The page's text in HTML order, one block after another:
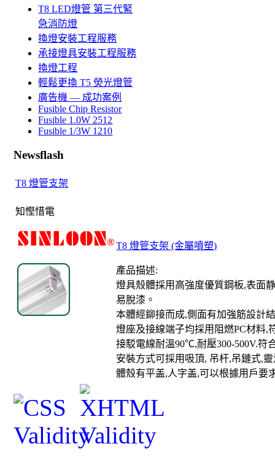
T8 LED燈管 第三代緊
急消防燈
換燈安裝工程服務
承接燈具安裝工程服務
換燈工程
輕鬆更換 T5 熒光燈管
廣告機 — 成功案例
Fusible Chip Resistor
Fusible 1.0W 2512
Fusible 1/3W 1210
Newsflash
T8 燈管支架
知慳惜電
T8 燈管支架 (金屬噴塑)
產品描述:
燈具殼體採用高強度優質鋼板,表面
易脫漆。
本體經鉚接而成,側面有加強筋設計
燈座及接線端子均採用阻燃PC材料,
接駁電線耐溫90℃,耐壓300-500V.符
安裝方式可採用吸頂, 吊杆,吊鏈式,
體殼有平盖,人字盖,可以根據用戶要